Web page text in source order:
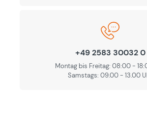
+49 2583 30032 0
Montag bis Freitag: 08:00 -
Samstags: 09.00 - 13.00